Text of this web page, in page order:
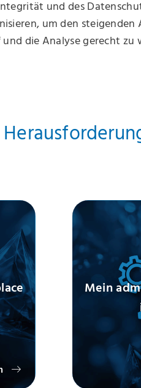
und des
um den
die Analyse gerecht zu
Mein